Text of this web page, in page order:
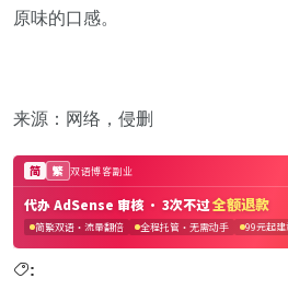
原味的口感。
来源：网络，侵删
: